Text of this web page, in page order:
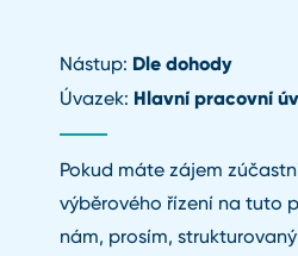
Nástup: Dle dohody
Úvazek: Hlavní pracovní
Pokud máte zájem
výběrového řízení na tuto
nám, prosím,